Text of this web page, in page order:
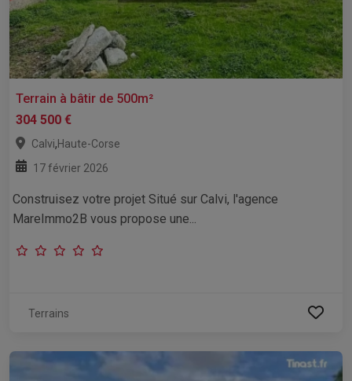
Terrain à bâtir de 500m²
304 500 €
Calvi,Haute-Corse
17 février 2026
Construisez votre projet Situé sur Calvi, l'agence
MareImmo2B vous propose une...
Terrains